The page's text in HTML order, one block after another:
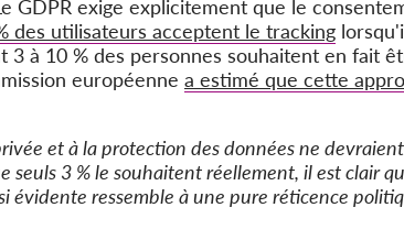
GDPR exige explicitement que le
des utilisateurs acceptent le tracking
à 10 % des personnes souhaitent en fait
européenne a estimé que cette
et à la protection des données ne
seuls 3 % le souhaitent réellement, il est clair
ressemble à une pure réticence